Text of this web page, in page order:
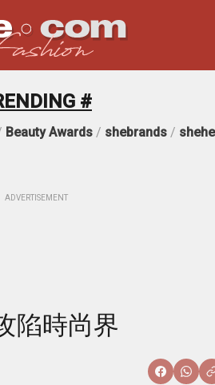
#
Beauty Awards/ shebrands/
ADVERTISEMENT
陷時尚界